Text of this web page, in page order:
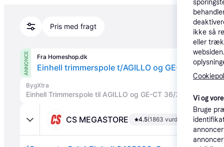
Pris med fragt
ANNONCE Fra Homeshop.dk
Einhell trimmerspole t/AGILLO og GE-CT 36/30
BygXtra
Einhell Trimmerspole til AGILLO og GE-CT 36/30 Li E
CS MEGASTORE 4.5(1863 vurderinger)
ikke så
eller
Vi og
Bruge